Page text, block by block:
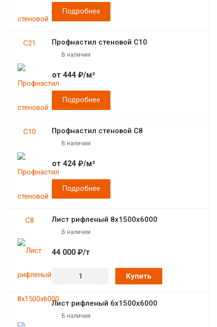
Подробнее
Профнастил стеновой С10
В наличии
от 444 ₽/м²
Подробнее
Профнастил стеновой С8
В наличии
от 424 ₽/м²
Подробнее
Лист рифленый 8х1500х6000
В наличии
44 000 ₽/т
Купить
Лист рифленый 6х1500х6000
В наличии